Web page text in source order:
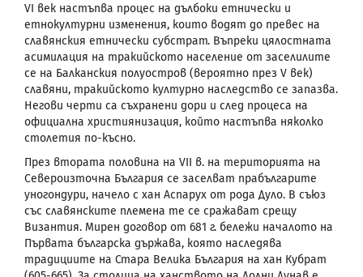
VI век настъпва процес на дълбоки етнически и
етнокултурни изменения, които водят до превес на
славянския етнически субстрат. Въпреки цялостната
асимилация на тракийското население от заселилите
се на Балканския полуостров (вероятно през V век)
славяни, тракийското културно наследство се запазва.
Негови черти са съхранени дори и след процеса на
официална християнизация, който настъпва няколко
столетия по-късно.
През втората половина на VII в. на територията на
Североизточна България се заселват прабългарите
уногондури, начело с хан Аспарух от рода Дуло. В съюз
със славянските племена те се сражават срещу
Византия. Мирен договор от 681 г. бележи началото на
Първата българска държава, която наследява
традициите на Стара Велика България на хан Кубрат